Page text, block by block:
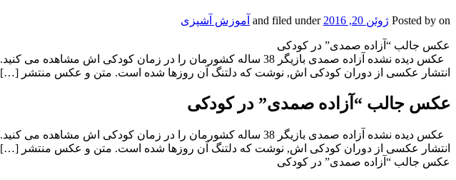
Posted by on ژوئن 20, 2016 and filed under آموزش آشپزی
عکس جالب “آزاده صمدی” در کودکی
انتشار عکسی از دوران کودکی اش, نوشت که دلتنگ آن روزها شده است. متن و عکس منتشر […]
عکس جالب “آزاده صمدی” در کودکی
انتشار عکسی از دوران کودکی اش, نوشت که دلتنگ آن روزها شده است. متن و عکس منتشر […]
عکس جالب “آزاده صمدی” در کودکی